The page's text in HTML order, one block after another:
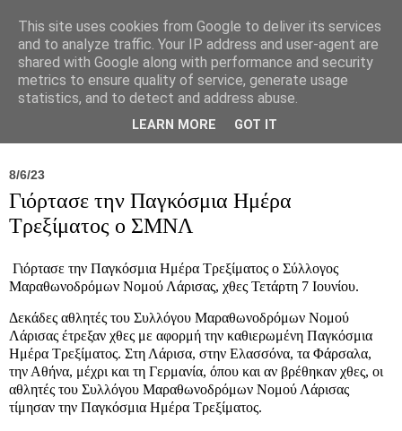
Σύλλογος Ιπποκράτειος
8/6/23
Γιόρτασε την Παγκόσμια Ημέρα
Τρεξίματος ο ΣΜΝΛ
Γιόρτασε την Παγκόσμια Ημέρα Τρεξίματος ο Σύλλογος
Μαραθωνοδρόμων Νομού Λάρισας, χθες Τετάρτη 7 Ιουνίου.
Δεκάδες αθλητές του Συλλόγου Μαραθωνοδρόμων Νομού
Λάρισας έτρεξαν χθες με αφορμή την καθιερωμένη Παγκόσμια
Ημέρα Τρεξίματος. Στη Λάρισα, στην Ελασσόνα, τα Φάρσαλα,
την Αθήνα, μέχρι και τη Γερμανία, όπου και αν βρέθηκαν χθες, οι
αθλητές του Συλλόγου Μαραθωνοδρόμων Νομού Λάρισας
τίμησαν την Παγκόσμια Ημέρα Τρεξίματος.
This site uses cookies from Google to deliver its services
and to analyze traffic. Your IP address and user-agent are
shared with Google along with performance and security
metrics to ensure quality of service, generate usage
statistics, and to detect and address abuse.
LEARN MORE GOT IT